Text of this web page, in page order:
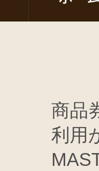
商品
利用